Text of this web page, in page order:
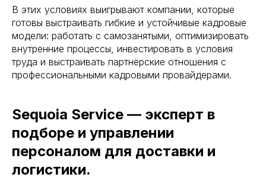
В этих условиях выигрывают компании, которые
готовы выстраивать гибкие и устойчивые кадровые
модели: работать с самозанятыми, оптимизировать
внутренние процессы, инвестировать в условия
труда и выстраивать партнёрские отношения с
профессиональными кадровыми провайдерами.
Sequoia Service — эксперт в
подборе и управлении
персоналом для доставки и
логистики.
легко
под загрузку
и низкая текучка
на инфраструктуре